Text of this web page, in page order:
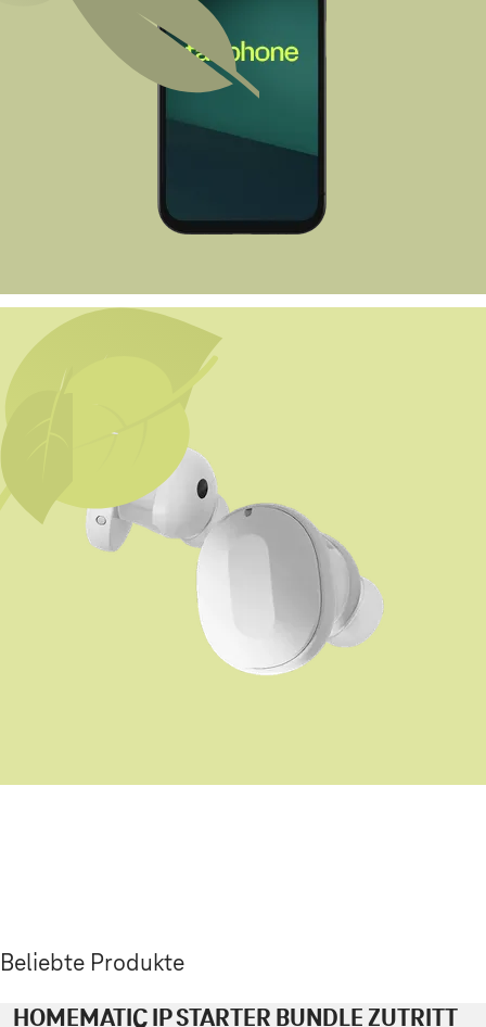
Beliebte Produkte
HOMEMATIC IP STARTER BUNDLE ZUTRITT